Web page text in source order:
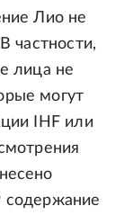
Лио не
частности,
лица не
могут
IHF или
содержание